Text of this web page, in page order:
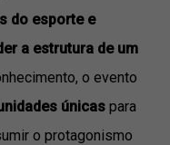
do esporte e
a estrutura de um
o evento
únicaspara
o protagonismo